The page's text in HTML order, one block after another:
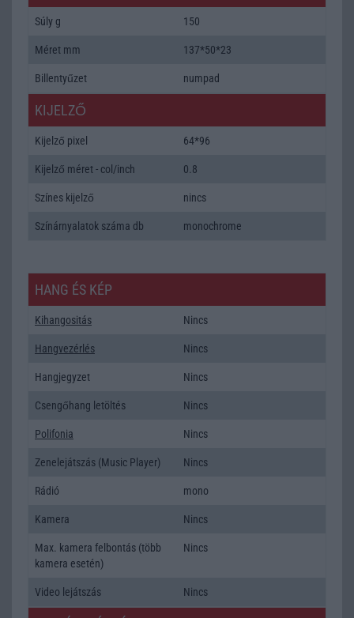
Súly g 150
Méret mm 137*50*23
Billentyűzet numpad
KIJELZŐ
Kijelző pixel 64*96
Kijelző méret - col/inch 0.8
Színes kijelző nincs
Színárnyalatok száma db monochrome
HANG ÉS KÉP
Kihangositás Nincs
Hangvezérlés Nincs
Hangjegyzet Nincs
Csengőhang letöltés Nincs
Polifonia Nincs
Zenelejátszás (Music Player) Nincs
Rádió mono
Kamera Nincs
Max. kamera felbontás (több
kamera esetén)
Nincs
Video lejátszás Nincs